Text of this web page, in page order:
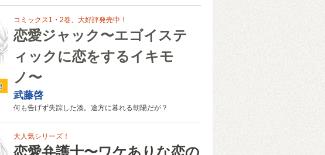
コミックス1・2巻、大好評発売中！
恋愛ジャック〜エゴイステ
ィックに恋をするイキモ
ノ〜
武藤啓
何も告げず失踪した湊。途方に暮れる朝陽だが？
大人気シリーズ！
恋愛弁護士〜ワケありな恋の